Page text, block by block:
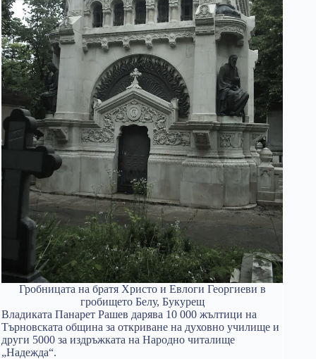
Гробницата на братя Христо и Евлоги Георгиеви в
гробището Белу, Букурещ
Владиката Панарет Рашев дарява 10 000 жълтици на
Търновската община за откриване на духовно училище и
други 5000 за издръжката на Народно читалище
„Надежда“.